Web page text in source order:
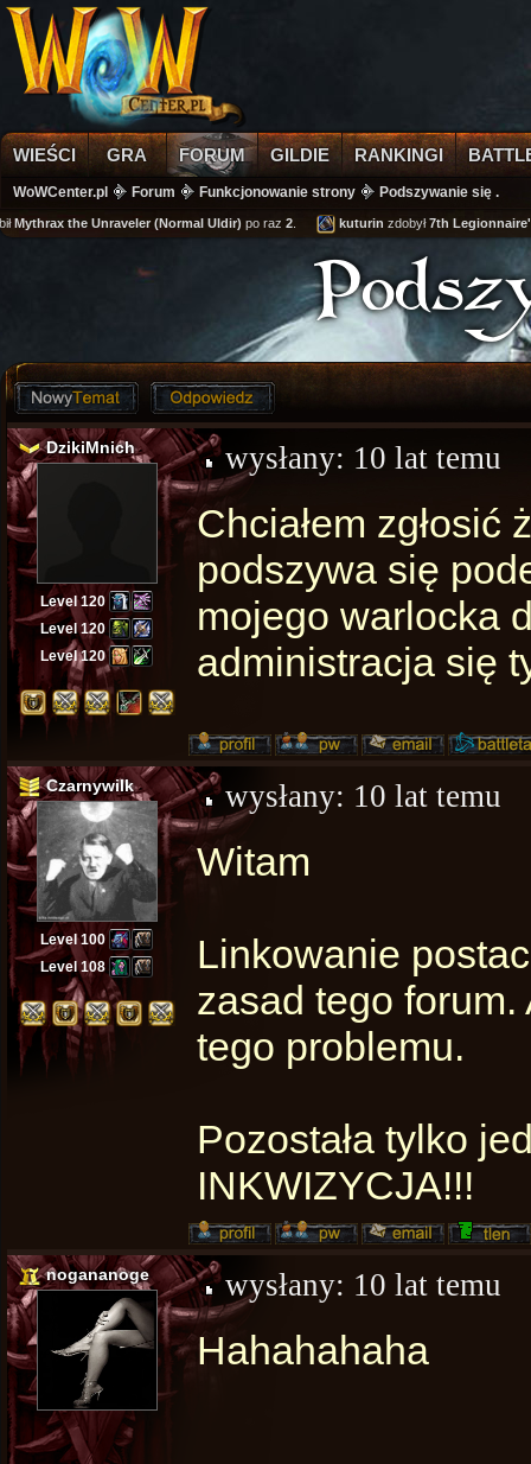
WIEŚCI GRA FORUM GILDIE RANKINGI
WoWCenter.pl Forum Funkcjonowanie strony Podszywanie się .
the Unraveler (Normal Uldir)po raz2 . kuturinzdobył7th Legionnaire's
DzikiMnich
Level 120
Level 120
Level 120
wysłany: 10 lat temu
Chciałem
podszywa się
mojego warlocka
administracja się
Czarnywilk
Level 100
Level 108
wysłany: 10 lat temu
Witam
Linkowanie
zasad tego
tego problemu.
Pozostała tylko
INKWIZYCJA!!!
nogananoge wysłany: 10 lat temu
Hahahahaha